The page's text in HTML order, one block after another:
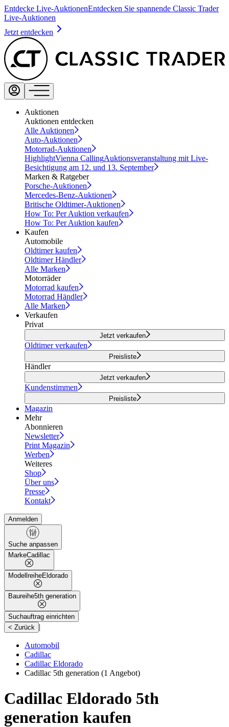
Entdecke Live-AuktionenEntdecken Sie spannende Classic Trader
Live-Auktionen
Jetzt entdecken
Auktionen
Auktionen entdecken
Alle Auktionen
Auto-Auktionen
Motorrad-Auktionen
HighlightVienna CallingAuktionsveranstaltung mit Live-
Besichtigung am 12. und 13. September
Marken & Ratgeber
Porsche-Auktionen
Mercedes-Benz-Auktionen
Britische Oldtimer-Auktionen
How To: Per Auktion verkaufen
How To: Per Auktion kaufen
Kaufen
Automobile
Oldtimer kaufen
Oldtimer Händler
Alle Marken
Motorräder
Motorrad kaufen
Motorrad Händler
Alle Marken
Verkaufen
Privat
Jetzt verkaufen
Oldtimer verkaufen
Preisliste
Händler
Jetzt verkaufen
Kundenstimmen
Preisliste
Magazin
Mehr
Abonnieren
Newsletter
Print Magazin
Werben
Weiteres
Shop
Über uns
Presse
Kontakt
Anmelden
Suche anpassen
MarkeCadillac
ModellreiheEldorado
Baureihe5th generation
Suchauftrag einrichten
< Zurück |
Automobil
Cadillac
Cadillac Eldorado
Cadillac 5th generation (1 Angebot)
Cadillac Eldorado 5th
generation kaufen